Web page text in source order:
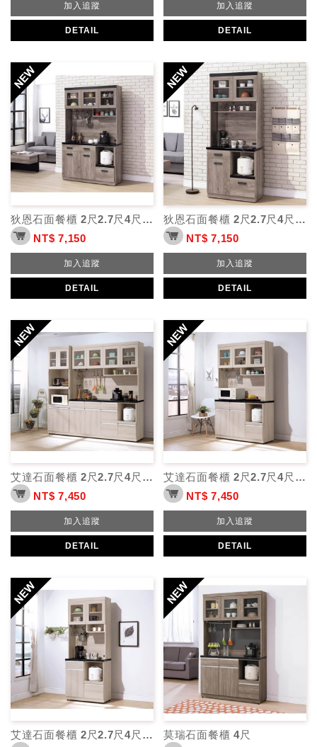
加入追蹤
DETAIL
加入追蹤
DETAIL
狄恩石面餐櫃 2尺2.7尺4尺5.3尺
NT$ 7,150
加入追蹤
DETAIL
狄恩石面餐櫃 2尺2.7尺4尺5.3尺
NT$ 7,150
加入追蹤
DETAIL
艾達石面餐櫃 2尺2.7尺4尺5.3尺
NT$ 7,450
加入追蹤
DETAIL
艾達石面餐櫃 2尺2.7尺4尺5.3尺
NT$ 7,450
加入追蹤
DETAIL
艾達石面餐櫃 2尺2.7尺4尺5.3尺
莫瑞石面餐櫃 4尺